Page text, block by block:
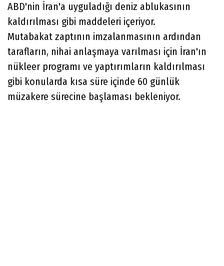
ABD'nin İran'a uyguladığı deniz ablukasının
kaldırılması gibi maddeleri içeriyor.
Mutabakat zaptının imzalanmasının ardından
tarafların, nihai anlaşmaya varılması için İran'ın
nükleer programı ve yaptırımların kaldırılması
gibi konularda kısa süre içinde 60 günlük
müzakere sürecine başlaması bekleniyor.